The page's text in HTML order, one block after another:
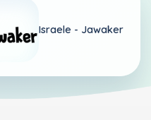
Israele - Jawaker